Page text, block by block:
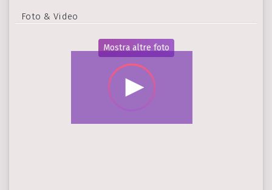
Foto & Video
Mostra altre foto